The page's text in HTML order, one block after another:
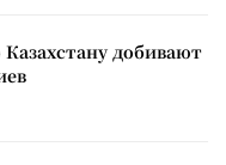
добивают